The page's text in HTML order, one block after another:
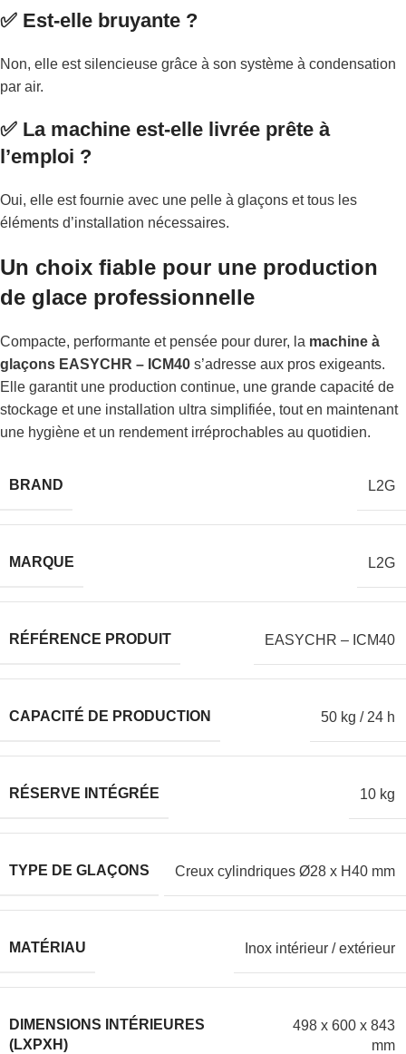
✅ Est-elle bruyante ?
Non, elle est silencieuse grâce à son système à condensation
par air.
✅ La machine est-elle livrée prête à
l’emploi ?
Oui, elle est fournie avec une pelle à glaçons et tous les
éléments d’installation nécessaires.
Un choix fiable pour une production
de glace professionnelle
Compacte, performante et pensée pour durer, la machine à
glaçons EASYCHR – ICM40 s’adresse aux pros exigeants.
Elle garantit une production continue, une grande capacité de
stockage et une installation ultra simplifiée, tout en maintenant
une hygiène et un rendement irréprochables au quotidien.
BRAND L2G
MARQUE L2G
RÉFÉRENCE PRODUIT EASYCHR – ICM40
CAPACITÉ DE PRODUCTION 50 kg / 24 h
RÉSERVE INTÉGRÉE 10 kg
TYPE DE GLAÇONS Creux cylindriques Ø28 x H40 mm
MATÉRIAU Inox intérieur / extérieur
DIMENSIONS INTÉRIEURES
(LXPXH)
498 x 600 x 843
mm